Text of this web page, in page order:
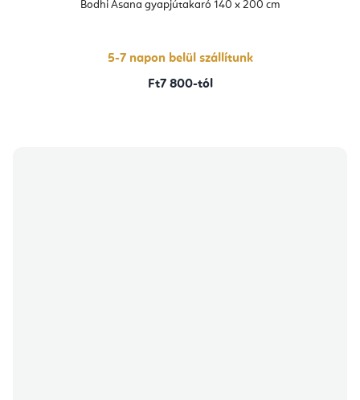
Bodhi Asana gyapjútakaró 140 x 200 cm
értékelése
csillag.
5-7 napon belül szállítunk
Ft7 800-tól